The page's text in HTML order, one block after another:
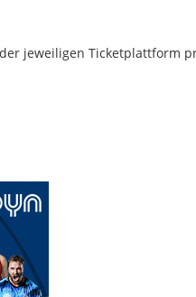
jeweiligen Ticketplattform